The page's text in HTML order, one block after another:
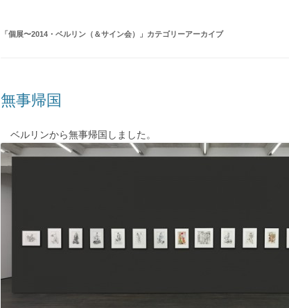
「個展〜2014・ベルリン（＆サイン会） 」カテゴリーアーカイブ
無事帰国
ベルリンから無事帰国しました。